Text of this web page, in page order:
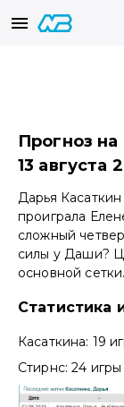
Прогноз
13 августа
Дарья Касаткин
проиграла
сложный
силы у Даши?
основной сетки.
Статистика
Касаткина: 19
Стирнс: 24